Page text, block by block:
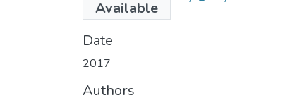
Available
KB)
Date
2017
Authors